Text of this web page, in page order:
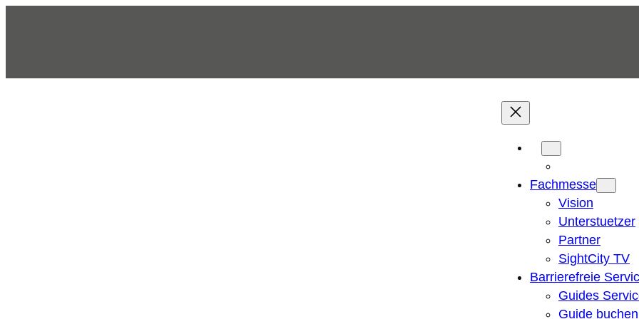
Fachmesse
Vision
Unterstuetzer
Partner
SightCity TV
Barrierefreie
Guides
Guide buchen